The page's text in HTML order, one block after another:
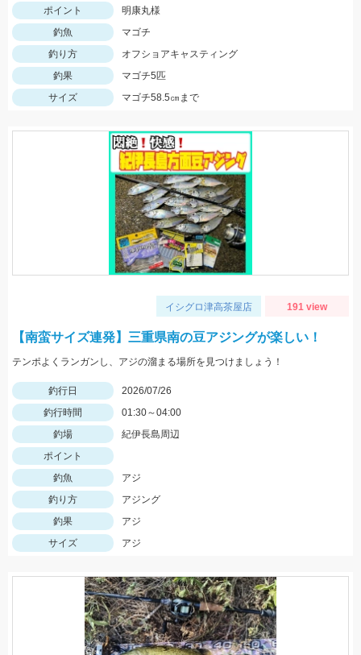
ポイント
明康丸様
釣魚
マゴチ
釣り方
オフショアキャスティング
釣果
マゴチ5匹
サイズ
マゴチ58.5㎝まで
イシグロ津高茶屋店 191 view
【南蛮サイズ連発】三重県南の豆アジングが楽しい！
テンポよくランガンし、アジの溜まる場所を見つけましょう！
釣行日
2026/07/26
釣行時間
01:30～04:00
釣場
紀伊長島周辺
ポイント
釣魚
アジ
釣り方
アジング
釣果
アジ
サイズ
アジ